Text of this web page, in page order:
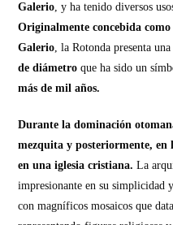
Galerio, y ha tenido diversos
Originalmente concebida
Galerio, la Rotonda presenta
de diámetro que ha sido un
más de mil años.
Durante la dominación
mezquita y posteriormente, en
en una iglesia cristiana.La
impresionante en su simplicidad
con magníficos mosaicos que